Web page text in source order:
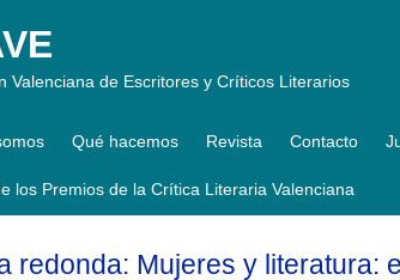
Valenciana de Escritores y Críticos Literarios
Qué hacemos Revista Contacto
los Premios de la Crítica Literaria Valenciana
redonda: Mujeres y literatura: